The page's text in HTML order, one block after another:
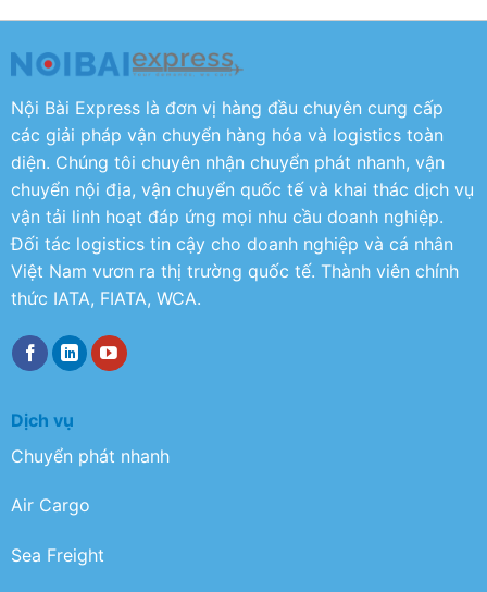
Nội Bài Express là đơn vị hàng đầu chuyên cung cấp
các giải pháp vận chuyển hàng hóa và logistics toàn
diện. Chúng tôi chuyên nhận chuyển phát nhanh, vận
chuyển nội địa, vận chuyển quốc tế và khai thác dịch vụ
vận tải linh hoạt đáp ứng mọi nhu cầu doanh nghiệp.
Đối tác logistics tin cậy cho doanh nghiệp và cá nhân
Việt Nam vươn ra thị trường quốc tế. Thành viên chính
thức IATA, FIATA, WCA.
Dịch vụ
Chuyển phát nhanh
Air Cargo
Sea Freight